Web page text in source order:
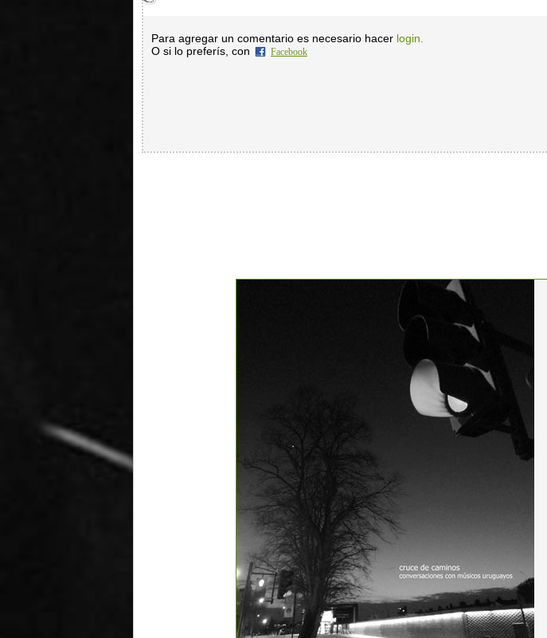
Para agregar un comentario es necesario hacer login.
O si lo preferís, con
Facebook